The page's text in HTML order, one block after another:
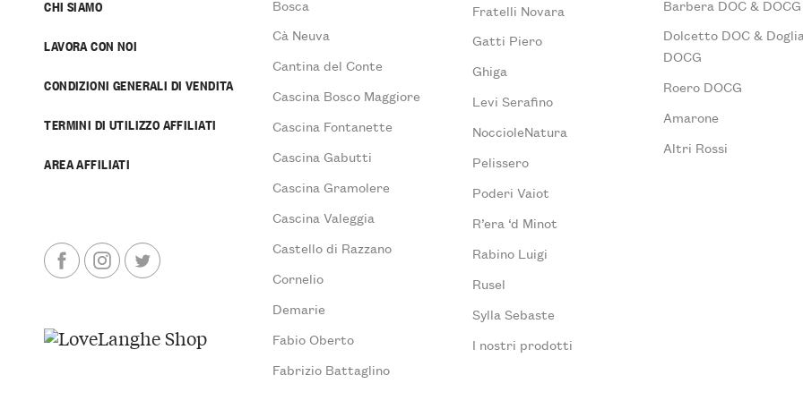
CHI SIAMO
LAVORA CON NOI
CONDIZIONI GENERALI DI VENDITA
TERMINI DI UTILIZZO AFFILIATI
AREA AFFILIATI
Bosca
Cà Neuva
Cantina del Conte
Cascina Bosco Maggiore
Cascina Fontanette
Cascina Gabutti
Cascina Gramolere
Cascina Valeggia
Castello di Razzano
Cornelio
Demarie
Fabio Oberto
Fabrizio Battaglino
Fratelli Novara
Gatti Piero
Ghiga
Levi Serafino
NoccioleNatura
Pelissero
Poderi Vaiot
R’era ‘d Minot
Rabino Luigi
Rusel
Sylla Sebaste
I nostri prodotti
Barbera DOC & DOCG
Dolcetto DOC &
DOCG
Roero DOCG
Amarone
Altri Rossi